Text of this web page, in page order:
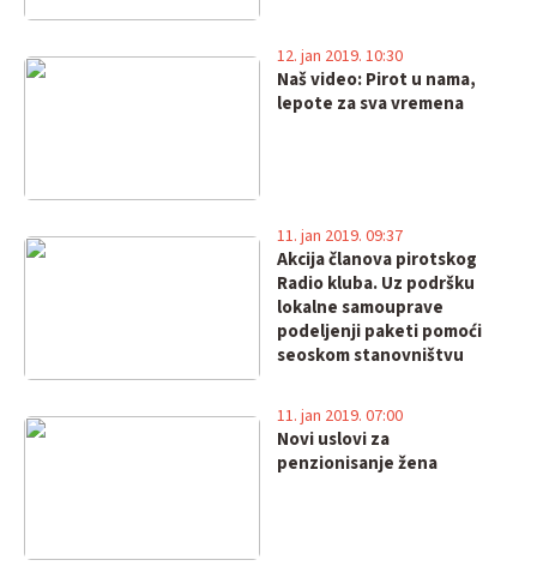
Naš video: Pirot u nama,
lepote za sva vremena
12. jan 2019. 10:30
Akcija članova pirotskog
Radio kluba. Uz podršku
lokalne samouprave
podeljenji paketi pomoći
seoskom stanovništvu
11. jan 2019. 09:37
Novi uslovi za
penzionisanje žena
11. jan 2019. 07:00